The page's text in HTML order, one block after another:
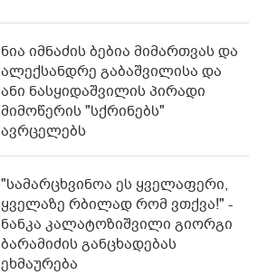
ნია იმნაძის ბებია მიმართვას და
ალექსანდრე გაბაშვილისა და
ანი ნასყიდაშვილის პირადი
მიმოწერის "სქრინებს"
ავრცელებს
"სა­მარ­ცხვი­ნოა ეს ყვე­ლა­ფე­რი,
ყვე­ლა­ზე რბი­ლად რომ ვთქვა!" -
ნანკა კალატოზიშვილი გიორგი
ბარამიძის განცხადებას
ეხმაურება